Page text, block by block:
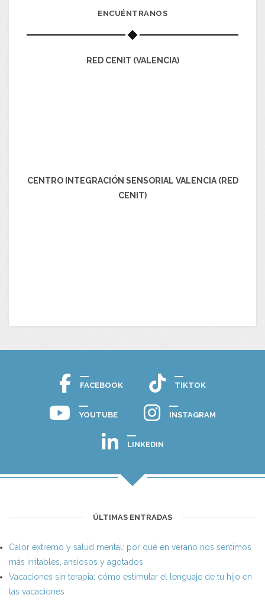
ENCUÉNTRANOS
RED CENIT (VALENCIA)
CENTRO INTEGRACIÓN SENSORIAL VALENCIA (RED
CENIT)
FACEBOOK TIKTOK
YOUTUBE INSTAGRAM
LINKEDIN
ÚLTIMAS ENTRADAS
Calor extremo y salud mental: por qué en verano nos sentimos
más irritables, ansiosos y agotados
Vacaciones sin terapia: cómo estimular el lenguaje de tu hijo en
las vacaciones